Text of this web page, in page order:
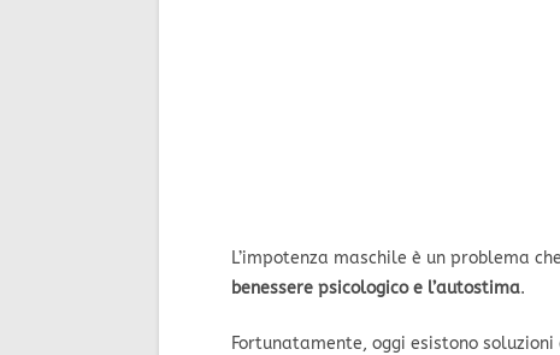
L’impotenza maschile è un problema
benessere psicologico e l’autostima.
Fortunatamente, oggi esistono